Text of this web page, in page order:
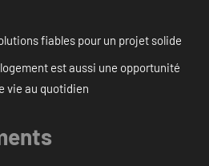
fiables pour un projet solide
est aussi une opportunité
vie au quotidien